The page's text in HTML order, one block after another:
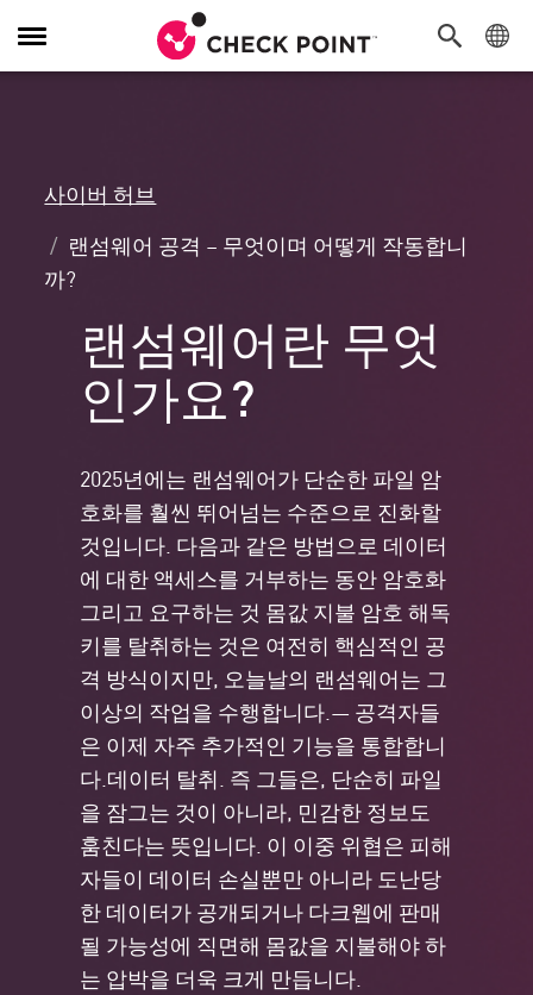
탐
색
사이버 허브
랜섬웨어 공격 – 무엇이며 어떻게 작동합니
까?
랜섬웨어란 무엇
인가요?
2025년에는 랜섬웨어가 단순한 파일 암
호화를 훨씬 뛰어넘는 수준으로 진화할
것입니다. 다음과 같은 방법으로 데이터
에 대한 액세스를 거부하는 동안암호화
그리고 요구하는 것 몸값 지불 암호 해독
키를 탈취하는 것은 여전히 핵심적인 공
격 방식이지만, 오늘날의 랜섬웨어는 그
이상의 작업을 수행합니다.— 공격자들
은 이제 자주 추가적인 기능을 통합합니
다.데이터 탈취. 즉 그들은, 단순히 파일
을 잠그는 것이 아니라, 민감한 정보도
훔친다는 뜻입니다. 이 이중 위협은 피해
자들이 데이터 손실뿐만 아니라 도난당
한 데이터가 공개되거나 다크웹에 판매
될 가능성에 직면해 몸값을 지불해야 하
는 압박을 더욱 크게 만듭니다.